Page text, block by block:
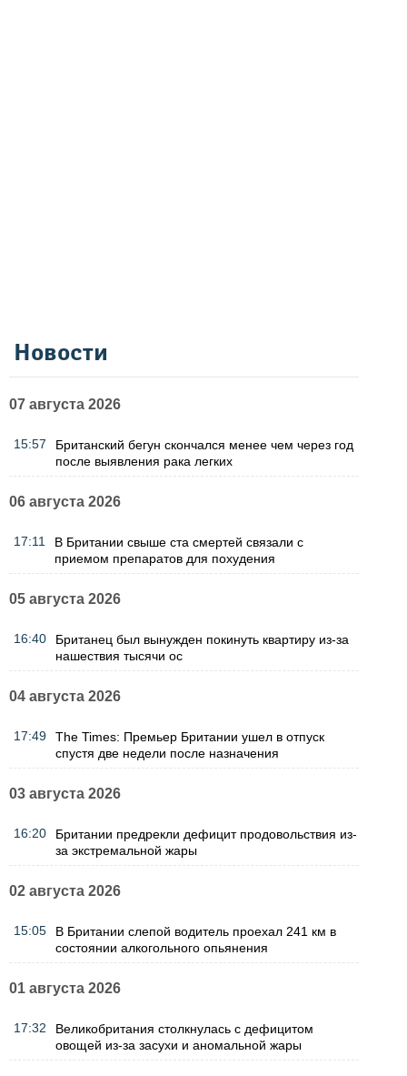
Новости
07 августа 2026
15:57
Британский бегун скончался менее чем через год
после выявления рака легких
06 августа 2026
17:11
В Британии свыше ста смертей связали с
приемом препаратов для похудения
05 августа 2026
16:40
Британец был вынужден покинуть квартиру из-за
нашествия тысячи ос
04 августа 2026
17:49
The Times: Премьер Британии ушел в отпуск
спустя две недели после назначения
03 августа 2026
16:20
Британии предрекли дефицит продовольствия из-
за экстремальной жары
02 августа 2026
15:05
В Британии слепой водитель проехал 241 км в
состоянии алкогольного опьянения
01 августа 2026
17:32
Великобритания столкнулась с дефицитом
овощей из-за засухи и аномальной жары